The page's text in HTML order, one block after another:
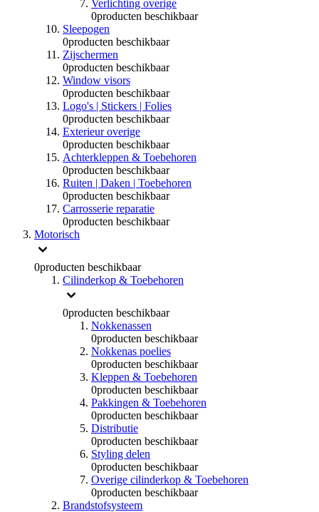
Verlichting overige
0producten beschikbaar
Sleepogen
0producten beschikbaar
Zijschermen
0producten beschikbaar
Window visors
0producten beschikbaar
Logo's | Stickers | Folies
0producten beschikbaar
Exterieur overige
0producten beschikbaar
Achterkleppen & Toebehoren
0producten beschikbaar
Ruiten | Daken | Toebehoren
0producten beschikbaar
Carrosserie reparatie
0producten beschikbaar
Motorisch
0producten beschikbaar
Cilinderkop & Toebehoren
0producten beschikbaar
Nokkenassen
0producten beschikbaar
Nokkenas poelies
0producten beschikbaar
Kleppen & Toebehoren
0producten beschikbaar
Pakkingen & Toebehoren
0producten beschikbaar
Distributie
0producten beschikbaar
Styling delen
0producten beschikbaar
Overige cilinderkop & Toebehoren
0producten beschikbaar
Brandstofsysteem